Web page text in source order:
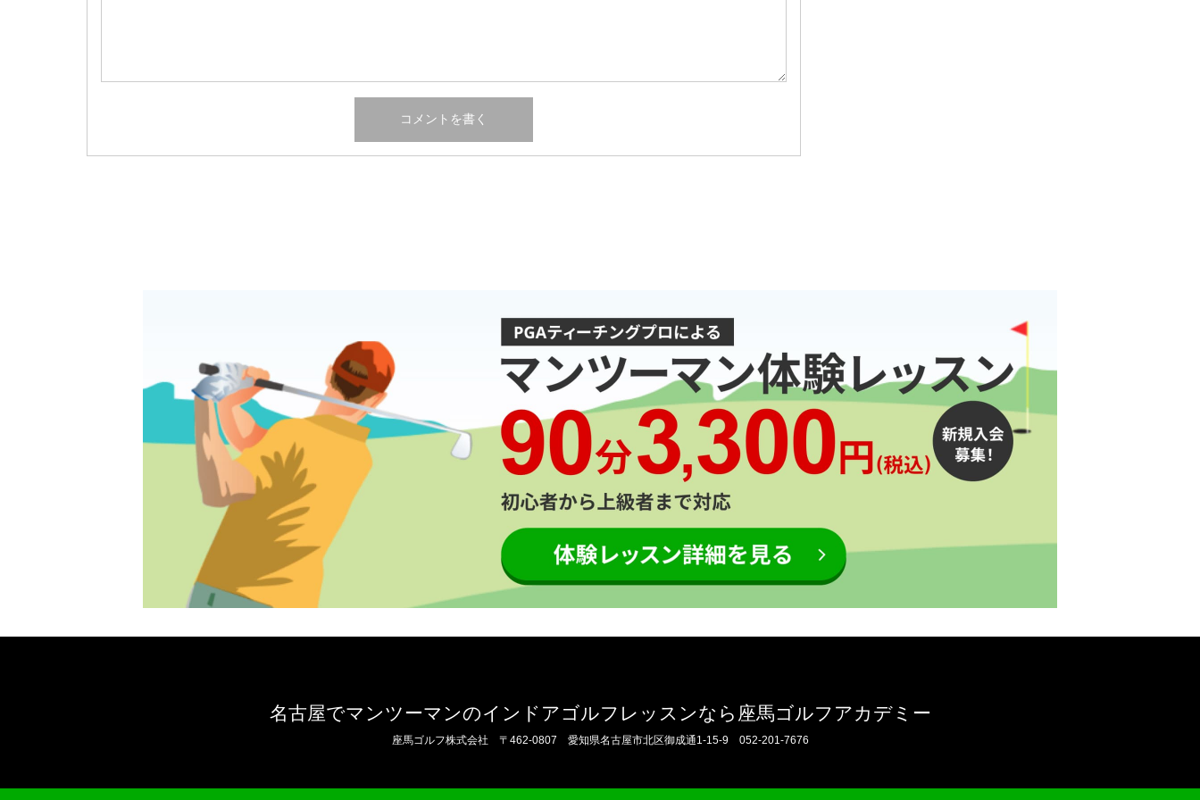
名古屋でマンツーマンのインドアゴルフレッスンなら座馬ゴルフアカデミー
座馬ゴルフ株式会社 〒462-0807 愛知県名古屋市北区御成通1-15-9 052-201-7676